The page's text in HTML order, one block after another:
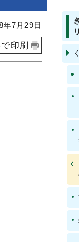
7月29日
印刷
リ